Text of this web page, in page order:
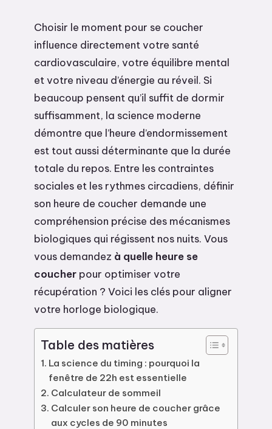
Choisir le moment pour se coucher
influence directement votre santé
cardiovasculaire, votre équilibre mental
et votre niveau d’énergie au réveil. Si
beaucoup pensent qu’il suffit de dormir
suffisamment, la science moderne
démontre que l’heure d’endormissement
est tout aussi déterminante que la durée
totale du repos. Entre les contraintes
sociales et les rythmes circadiens, définir
son heure de coucher demande une
compréhension précise des mécanismes
biologiques qui régissent nos nuits. Vous
vous demandez à quelle heure se
coucher pour optimiser votre
récupération ? Voici les clés pour aligner
votre horloge biologique.
Table des matières
La science du timing : pourquoi la
fenêtre de 22h est essentielle
Calculateur de sommeil
Calculer son heure de coucher grâce
aux cycles de 90 minutes